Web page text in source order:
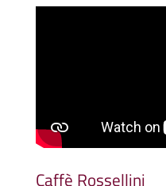
Caffè Rossellini